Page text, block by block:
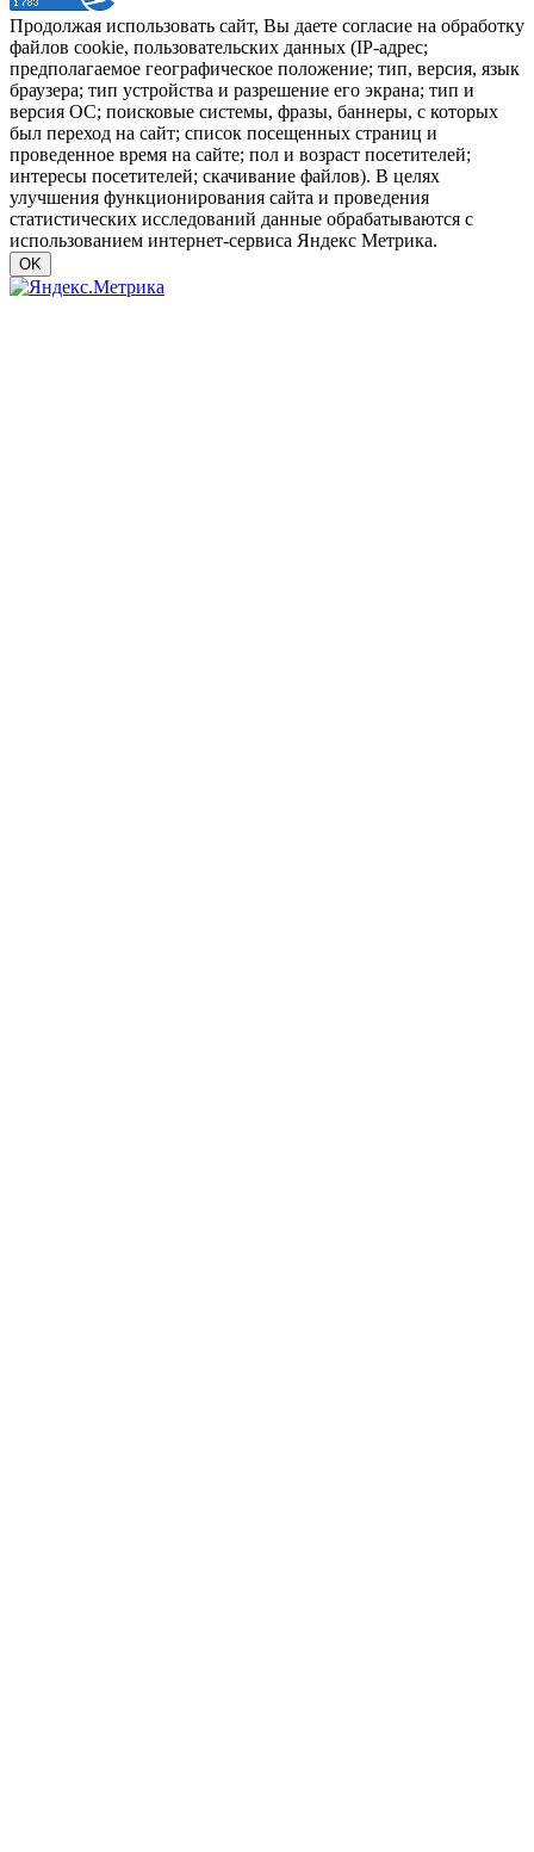
Продолжая использовать сайт, Вы даете согласие на обработку
файлов cookie, пользовательских данных (IP-адрес;
предполагаемое географическое положение; тип, версия, язык
браузера; тип устройства и разрешение его экрана; тип и
версия ОС; поисковые системы, фразы, баннеры, с которых
был переход на сайт; список посещенных страниц и
проведенное время на сайте; пол и возраст посетителей;
интересы посетителей; скачивание файлов). В целях
улучшения функционирования сайта и проведения
статистических исследований данные обрабатываются с
использованием интернет-сервиса Яндекс Метрика.
OK